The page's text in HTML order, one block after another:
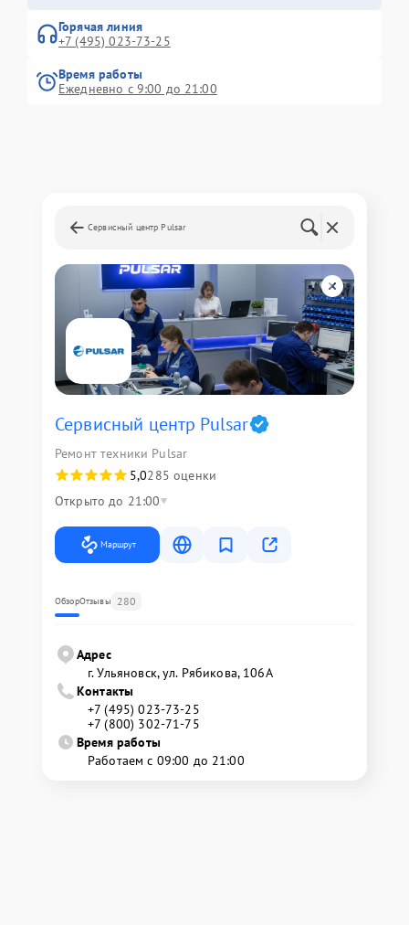
Горячая линия
+7 (495) 023-73-25
Время работы
Ежедневно с 9:00 до 21:00
Сервисный центр Pulsar
Сервисный центр Pulsar
Ремонт техники Pulsar
5,0285 оценки
Открыто до 21:00
Маршрут
ОбзорОтзывы 280
Адрес
г. Ульяновск, ул. Рябикова, 106А
Контакты
+7 (495) 023-73-25
+7 (800) 302-71-75
Время работы
Работаем с 09:00 до 21:00